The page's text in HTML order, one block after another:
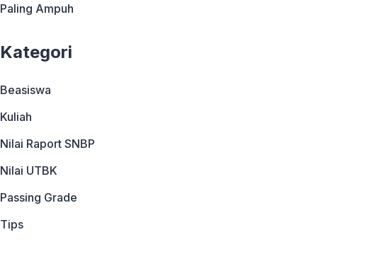
Paling Ampuh
Kategori
Beasiswa
Kuliah
Nilai Raport SNBP
Nilai UTBK
Passing Grade
Tips